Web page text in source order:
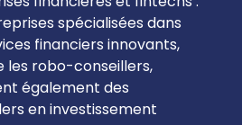
spécialisées dans
financiers innovants,
les robo-conseillers,
également des
en investissement